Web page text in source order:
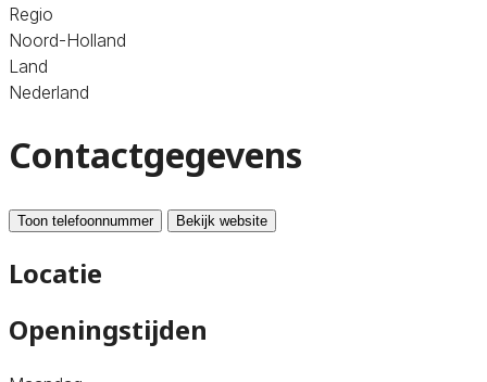
Regio
Noord-Holland
Land
Nederland
Contactgegevens
Toon telefoonnummer Bekijk website
Locatie
Openingstijden